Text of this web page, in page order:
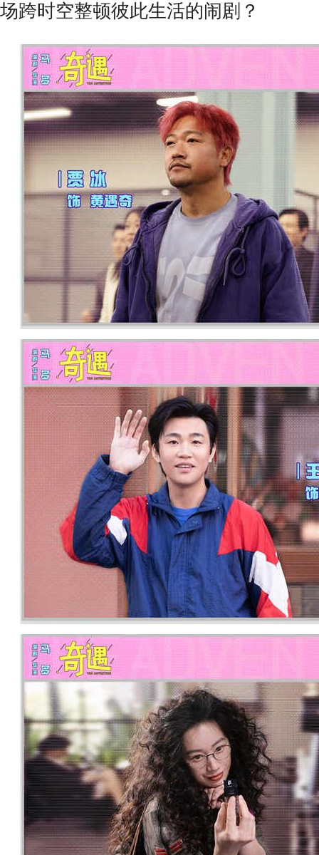
场跨时空整顿彼此生活的闹剧？